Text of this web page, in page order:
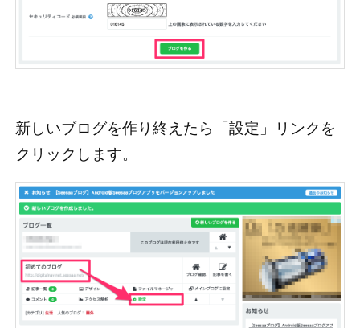
新しいブログを作り終えたら「設定」リンクを
クリックします。